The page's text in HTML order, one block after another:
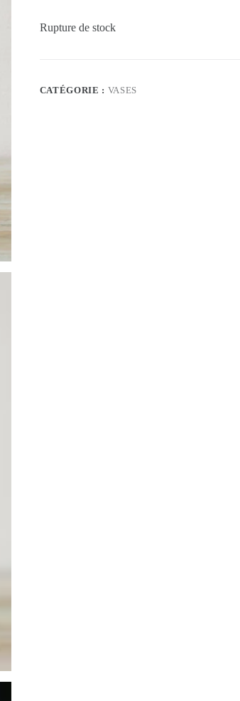
Rupture de stock
CATÉGORIE : VASES